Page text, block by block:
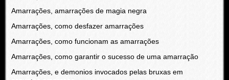
Amarrações, amarrações de magia negra
Amarrações, como desfazer amarrações
Amarrações, como funcionam as amarrações
Amarrações, como garantir o sucesso de uma amarração
Amarrações, e demonios invocados pelas bruxas em